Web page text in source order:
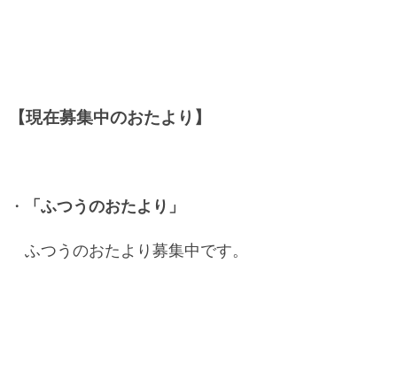
【現在募集中のおたより】
・ 「ふつうのおたより」
ふつうのおたより募集中です。